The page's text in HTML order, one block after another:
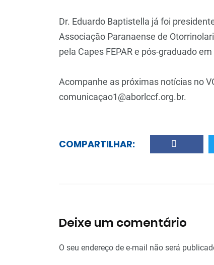
Dr. Eduardo Baptistella já foi
Associação Paranaense de
pela Capes FEPAR e pós-graduado
Acompanhe as próximas notícias no
comunicaçao1@aborlccf.org.br.
COMPARTILHAR:
Deixe um comentário
O seu endereço de e-mail não será